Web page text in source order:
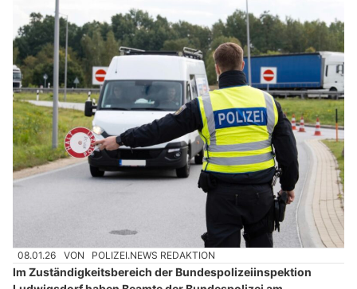
08.01.26 VON POLIZEI.NEWS REDAKTION
Im Zuständigkeitsbereich der Bundespolizeiinspektion